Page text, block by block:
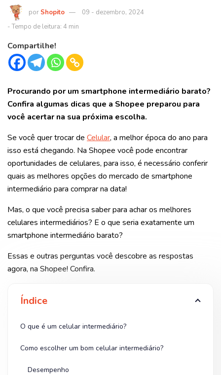
Shopito 09 - dezembro, 2024
Compartilhe!
Procurando por um smartphone intermediário barato?
Confira algumas dicas que a Shopee preparou para
você acertar na sua próxima escolha.
Se você quer trocar de Celular, a melhor época do ano para
isso está chegando. Na Shopee você pode encontrar
oportunidades de celulares, para isso, é necessário conferir
quais as melhores opções do mercado de smartphone
intermediário para comprar na data!
Mas, o que você precisa saber para achar os melhores
celulares intermediários? E o que seria exatamente um
smartphone intermediário barato?
Essas e outras perguntas você descobre as respostas
agora, na Shopee! Confira.
Índice
O que é um celular intermediário?
Como escolher um bom celular intermediário?
Desempenho